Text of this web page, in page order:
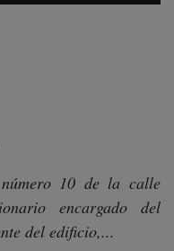
10 de la calle
encargado del
del edificio,...